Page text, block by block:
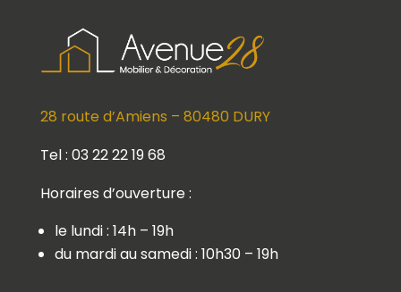
28 route d’Amiens – 80480 DURY
Tel : 03 22 22 19 68
Horaires d’ouverture :
le lundi : 14h – 19h
du mardi au samedi : 10h30 – 19h